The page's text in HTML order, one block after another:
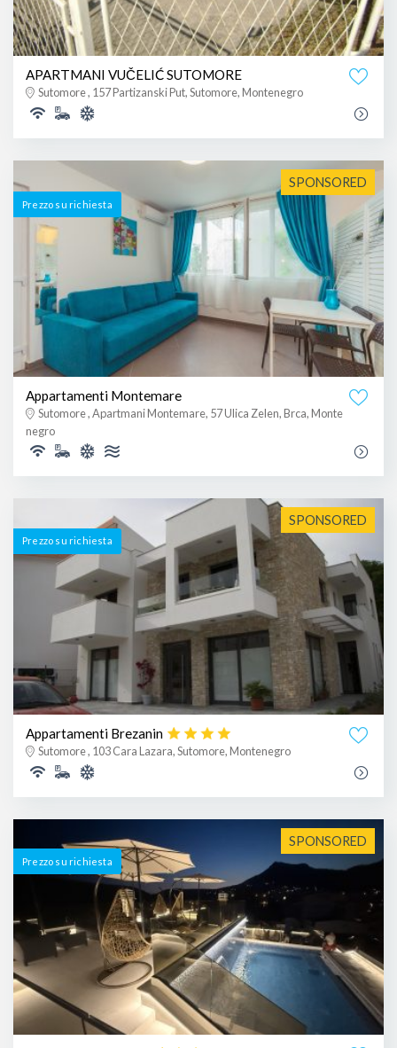
APARTMANI VUČELIĆ SUTOMORE
Sutomore , 157 Partizanski Put, Sutomore, Montenegro
SPONSORED
Prezzo su richiesta
Appartamenti Montemare
Sutomore , Apartmani Montemare, 57 Ulica Zelen, Brca, Monte
negro
SPONSORED
Prezzo su richiesta
Appartamenti Brezanin
Sutomore , 103 Cara Lazara, Sutomore, Montenegro
SPONSORED
Prezzo su richiesta